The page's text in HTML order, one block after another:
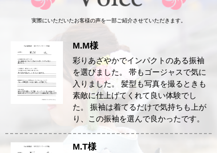
実際にいただいたお客様の声を一部ご紹介させていただきます。
M.M様
彩りあざやかでインパクトのある振袖
を選びました。 帯もゴージャスで気に
入りました。 髪型も写真を撮るときも
素敵に仕上げてくれて良い体験でし
た。 振袖は着てるだけで気持ちも上が
り、この振袖を選んで良かったです。
M.T様